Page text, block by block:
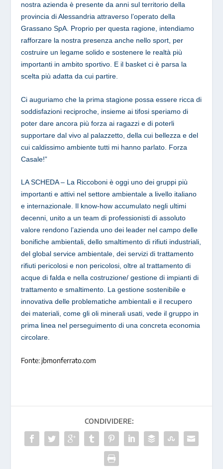
nostra azienda è presente da anni sul territorio della
provincia di Alessandria attraverso l’operato della
Grassano SpA. Proprio per questa ragione, intendiamo
rafforzare la nostra presenza anche nello sport, per
costruire un legame solido e sostenere le realtà più
importanti in ambito sportivo. E il basket ci è parsa la
scelta più adatta da cui partire.
Ci auguriamo che la prima stagione possa essere ricca di
soddisfazioni reciproche, insieme ai tifosi speriamo di
poter dare ancora più forza ai ragazzi e di poterli
supportare dal vivo al palazzetto, della cui bellezza e del
cui caldissimo ambiente tutti mi hanno parlato. Forza
Casale!”
LA SCHEDA – La Riccoboni è oggi uno dei gruppi più
importanti e attivi nel settore ambientale a livello italiano
e internazionale. Il know-how accumulato negli ultimi
decenni, unito a un team di professionisti di assoluto
valore rendono l’azienda uno dei leader nel campo delle
bonifiche ambientali, dello smaltimento di rifiuti industriali,
del global service ambientale, dei servizi di trattamento
rifiuti pericolosi e non pericolosi, oltre al trattamento di
acque di falda e nella costruzione/ gestione di impianti di
trattamento e smaltimento. La gestione sostenibile e
innovativa delle problematiche ambientali e il recupero
dei materiali, come gli oli minerali usati, vede il gruppo in
prima linea nel perseguimento di una concreta economia
circolare.
Fonte: jbmonferrato.com
CONDIVIDERE: